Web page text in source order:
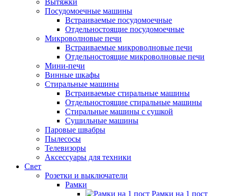
Вытяжки
Посудомоечные машины
Встраиваемые посудомоечные
Отдельностоящие посудомоечные
Микроволновые печи
Встраиваемые микроволновые печи
Отдельностоящие микроволновые печи
Мини-печи
Винные шкафы
Стиральные машины
Встраиваемые стиральные машины
Отдельностоящие стиральные машины
Стиральные машины с сушкой
Сушильные машины
Паровые швабры
Пылесосы
Телевизоры
Аксессуары для техники
Свет
Розетки и выключатели
Рамки
Рамки на 1 пост